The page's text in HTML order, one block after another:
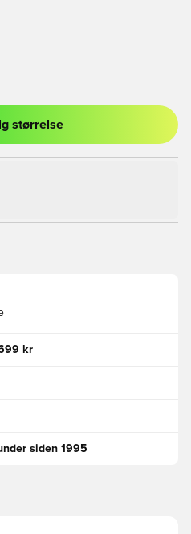
eller tilmelde dig som medlem
størrelse
kr
siden 1995